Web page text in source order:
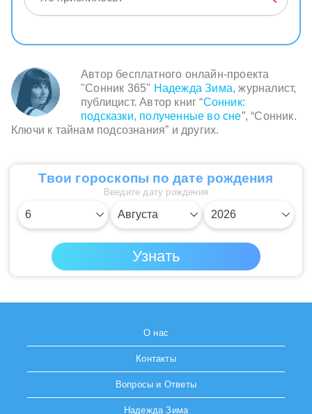
Автор бесплатного онлайн-проекта
"Сонник 365" Надежда Зима, журналист,
публицист. Автор книг “Сонник:
подсказки, полученные во сне”, “Сонник.
Ключи к тайнам подсознания” и других.
Твои гороскопы по дате рождения
Введите дату рождения
О нас
Контакты
Вопросы и Ответы
Надежда Зима